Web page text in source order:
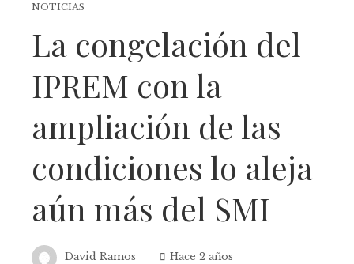
NOTICIAS
La congelación del
IPREM con la
ampliación de las
condiciones lo aleja
aún más del SMI
David Ramos Hace 2 años